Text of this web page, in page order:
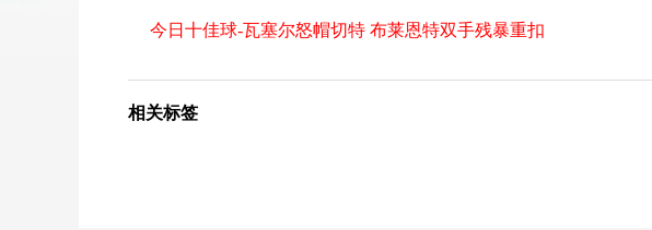
今日十佳球-瓦塞尔怒帽切特 布莱恩特双手残暴重扣
相关标签